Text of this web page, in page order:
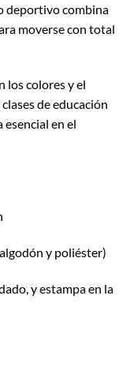
deportivo combina
moverse con total
los colores y el
de educación
en el
y poliéster)
y estampa en la